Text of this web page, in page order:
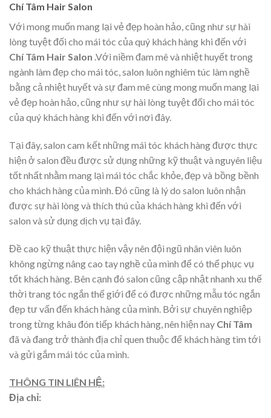
Chí Tâm Hair Salon
Với mong muốn mang lại vẻ đẹp hoàn hảo, cũng như sự hài
lòng tuyệt đối cho mái tóc của quý khách hàng khi đến với
Chí Tâm Hair Salon .Với niềm đam mê và nhiệt huyết trong
ngành làm đẹp cho mái tóc, salon luôn nghiêm túc làm nghề
bằng cả nhiệt huyết và sự đam mê cùng mong muốn mang lại
vẻ đẹp hoàn hảo, cũng như sự hài lòng tuyệt đối cho mái tóc
của quý khách hàng khi đến với nơi đây.
Tại đây, salon cam kết những mái tóc khách hàng được thực
hiện ở salon đều được sử dụng những kỹ thuật và nguyên liệu
tốt nhất nhằm mang lại mái tóc chắc khỏe, đẹp và bồng bềnh
cho khách hàng của mình. Đó cũng là lý do salon luôn nhận
được sự hài lòng và thích thú của khách hàng khi đến với
salon và sử dụng dịch vụ tại đây.
Đề cao kỹ thuật thực hiện vậy nên đội ngũ nhân viên luôn
không ngừng nâng cao tay nghề của mình để có thể phục vụ
tốt khách hàng. Bên cạnh đó salon cũng cập nhật nhanh xu thế
thời trang tóc ngắn thế giới để có được những mẫu tóc ngắn
đẹp tư vấn đến khách hàng của mình. Bởi sự chuyên nghiệp
trong từng khâu đón tiếp khách hàng, nên hiện nay Chí Tâm
đã và đang trở thành địa chỉ quen thuộc để khách hàng tìm tới
và gửi gắm mái tóc của mình.
THÔNG TIN LIÊN HỆ:
Địa chỉ: